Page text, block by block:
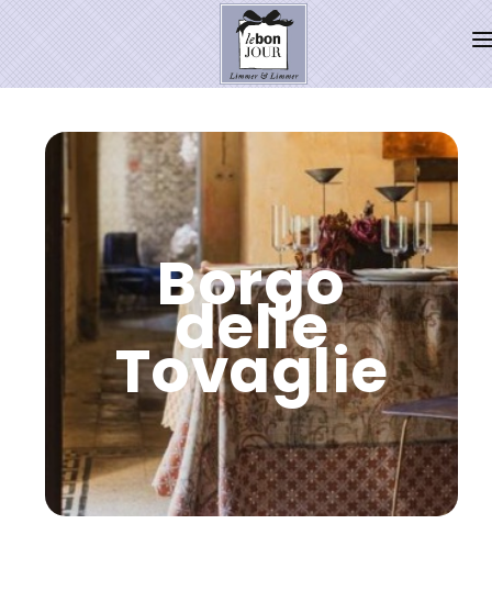
HOME
SHOP
WEIHNACHTSZAUBER 2026
Kontakt
SALE
Borgo
delle
Tovaglie